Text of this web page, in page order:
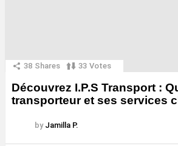
38 Shares 33 Votes
Découvrez I.P.S Transport :
transporteur et ses services
by Jamilla P.